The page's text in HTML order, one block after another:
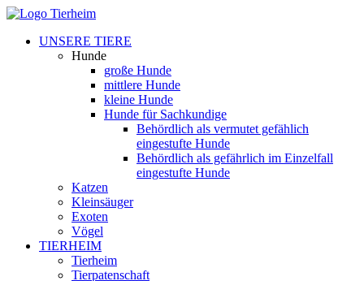
UNSERE TIERE
Hunde
große Hunde
mittlere Hunde
kleine Hunde
Hunde für Sachkundige
Behördlich als vermutet gefählich
eingestufte Hunde
Behördlich als gefährlich im Einzelfall
eingestufte Hunde
Katzen
Kleinsäuger
Exoten
Vögel
TIERHEIM
Tierheim
Tierpatenschaft